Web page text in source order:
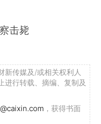
击毙
新传媒及/或相关权利人
进行转载、摘编、复制及
，获得书面